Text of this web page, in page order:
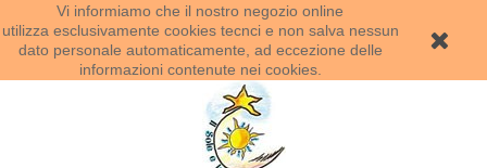
Vi informiamo che il nostro negozio online
utilizza esclusivamente cookies tecnci e non salva nessun
dato personale automaticamente, ad eccezione delle
informazioni contenute nei cookies.
Benvenuti al Sole e la Cometa!